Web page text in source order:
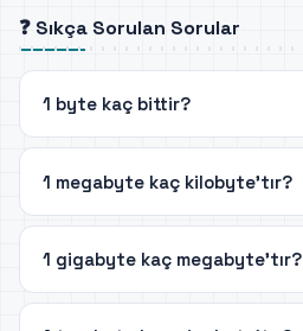
❓ Sıkça Sorulan Sorular
1 byte kaç bittir?
1 megabyte kaç kilobyte'tır?
1 gigabyte kaç megabyte'tır?